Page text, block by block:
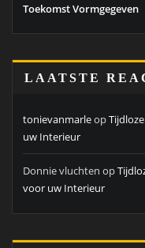
Toekomst Vormgegeven
LAATSTE
tonievanmarleop
uw Interieur
Donnie vluchten op
voor uw Interieur